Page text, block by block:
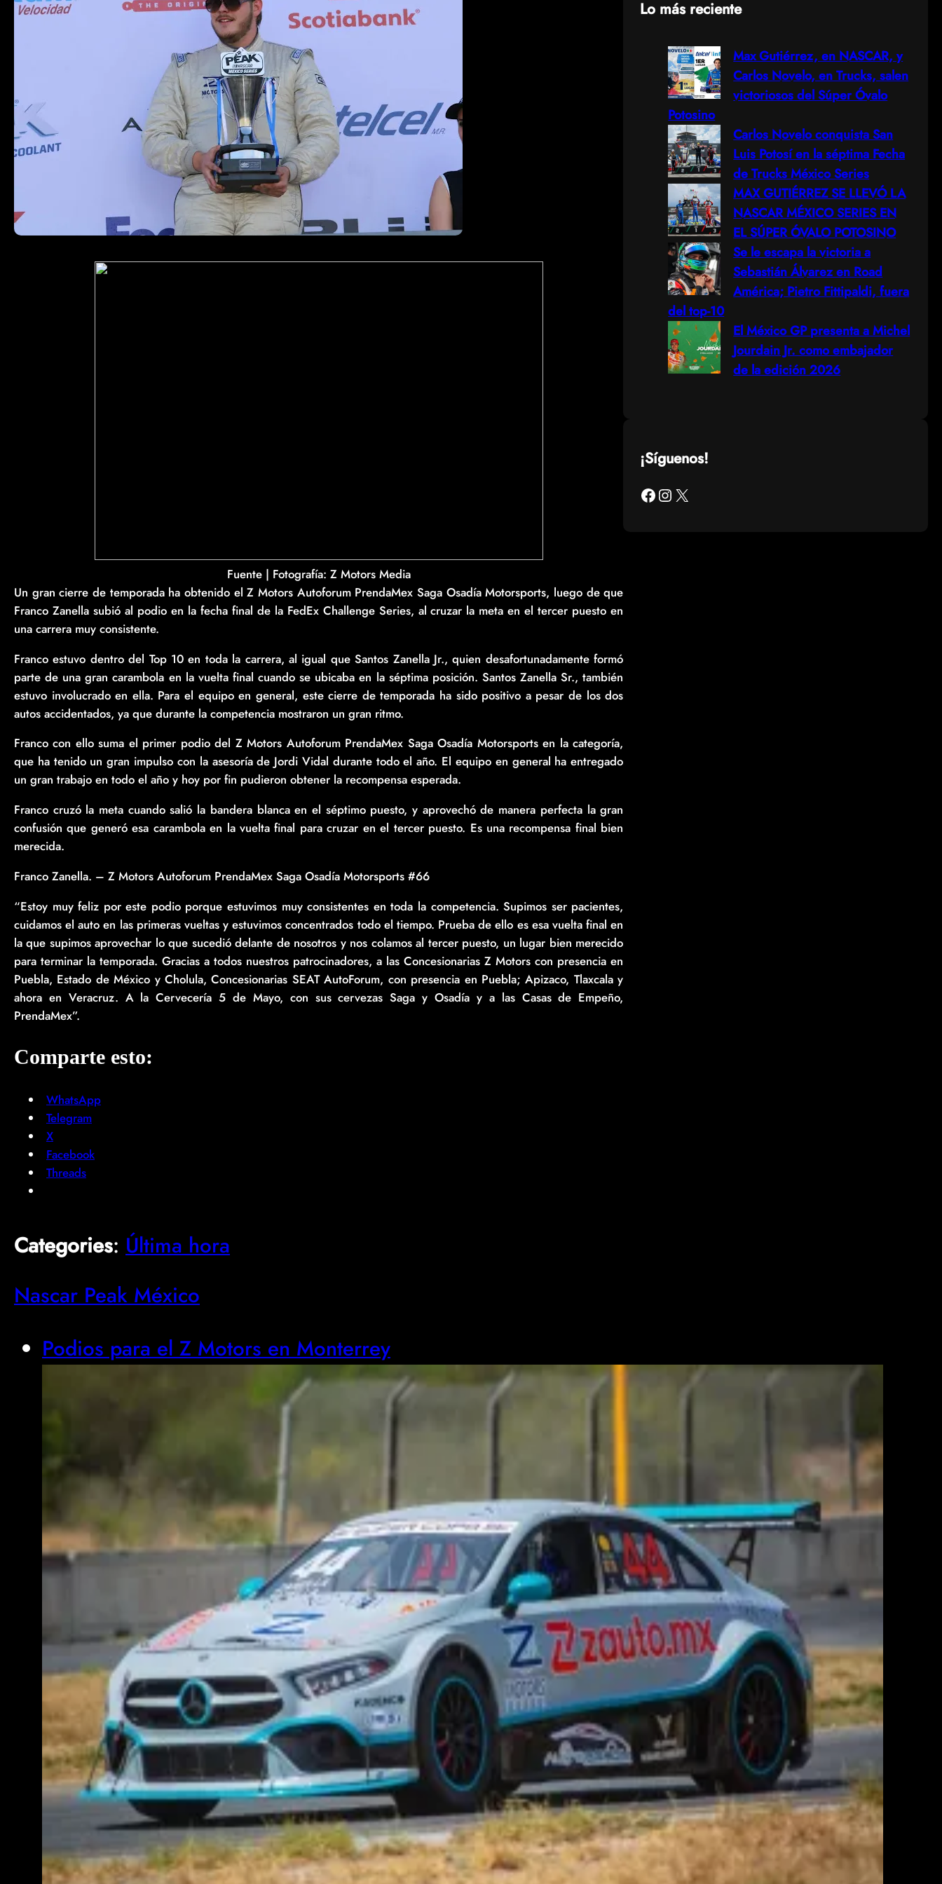
Fuente | Fotografía: Z Motors Media
Un gran cierre de temporada ha obtenido el Z Motors Autoforum PrendaMex Saga Osadía Motorsports, luego de que
Franco Zanella subió al podio en la fecha final de la FedEx Challenge Series, al cruzar la meta en el tercer puesto en
una carrera muy consistente.
Franco estuvo dentro del Top 10 en toda la carrera, al igual que Santos Zanella Jr., quien desafortunadamente formó
parte de una gran carambola en la vuelta final cuando se ubicaba en la séptima posición. Santos Zanella Sr., también
estuvo involucrado en ella. Para el equipo en general, este cierre de temporada ha sido positivo a pesar de los dos
autos accidentados, ya que durante la competencia mostraron un gran ritmo.
Franco con ello suma el primer podio del Z Motors Autoforum PrendaMex Saga Osadía Motorsports en la categoría,
que ha tenido un gran impulso con la asesoría de Jordi Vidal durante todo el año. El equipo en general ha entregado
un gran trabajo en todo el año y hoy por fin pudieron obtener la recompensa esperada.
Franco cruzó la meta cuando salió la bandera blanca en el séptimo puesto, y aprovechó de manera perfecta la gran
confusión que generó esa carambola en la vuelta final para cruzar en el tercer puesto. Es una recompensa final bien
merecida.
Franco Zanella. – Z Motors Autoforum PrendaMex Saga Osadía Motorsports #66
“Estoy muy feliz por este podio porque estuvimos muy consistentes en toda la competencia. Supimos ser pacientes,
cuidamos el auto en las primeras vueltas y estuvimos concentrados todo el tiempo. Prueba de ello es esa vuelta final en
la que supimos aprovechar lo que sucedió delante de nosotros y nos colamos al tercer puesto, un lugar bien merecido
para terminar la temporada. Gracias a todos nuestros patrocinadores, a las Concesionarias Z Motors con presencia en
Puebla, Estado de México y Cholula, Concesionarias SEAT AutoForum, con presencia en Puebla; Apizaco, Tlaxcala y
ahora en Veracruz. A la Cervecería 5 de Mayo, con sus cervezas Saga y Osadía y a las Casas de Empeño,
PrendaMex”.
Comparte esto:
WhatsApp
Telegram
X
Facebook
Threads
Categories: Última hora
Nascar Peak México
Podios para el Z Motors en Monterrey
Lo más reciente
Max Gutiérrez, en NASCAR, y
Carlos Novelo, en Trucks, salen
victoriosos del Súper Óvalo
Potosino
Carlos Novelo conquista San
Luis Potosí en la séptima Fecha
de Trucks México Series
MAX GUTIÉRREZ SE LLEVÓ LA
NASCAR MÉXICO SERIES EN
EL SÚPER ÓVALO POTOSINO
Se le escapa la victoria a
Sebastián Álvarez en Road
América; Pietro Fittipaldi, fuera
del top-10
El México GP presenta a Michel
Jourdain Jr. como embajador
de la edición 2026
¡Síguenos!
Facebook Instagram X